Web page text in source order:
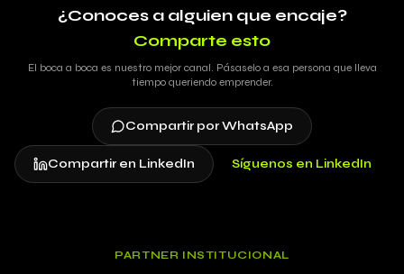
¿Conoces a alguien que encaje?
Comparte esto
El boca a boca es nuestro mejor canal. Pásaselo a esa persona que lleva
tiempo queriendo emprender.
Compartir por WhatsApp
Compartir en LinkedIn Síguenos en LinkedIn
PARTNER INSTITUCIONAL